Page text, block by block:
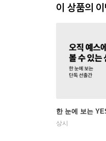
이 상품의
한 눈에 보는
상시